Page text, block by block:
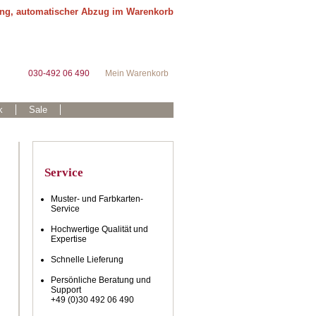
automatischer Abzug im Warenkorb
Mein Warenkorb
030-492 06 490
Sale
Service
Muster- und Farbkarten-
Service
Hochwertige Qualität und
Expertise
Schnelle Lieferung
Persönliche Beratung und
Support
+49 (0)30 492 06 490